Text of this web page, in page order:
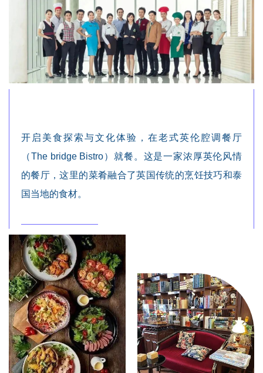
开启美食探索与文化体验，在老式英伦腔调餐厅
（The bridge Bistro）就餐。这是一家浓厚英伦风情
的餐厅，这里的菜肴融合了英国传统的烹饪技巧和泰
国当地的食材。